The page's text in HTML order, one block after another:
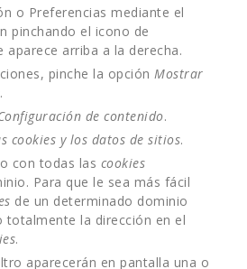
o Preferencias mediante el
pinchando el icono de
aparece arriba a la derecha.
pinche la opción Mostrar
.
de contenido.
cookies y los datos de sitios.
con todas las cookies
Para que le sea más fácil
de un determinado dominio
totalmente la dirección en el
.
aparecerán en pantalla una o